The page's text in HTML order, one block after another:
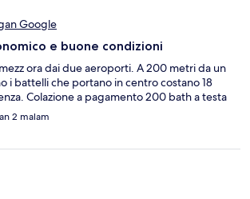
Google
e buone condizioni
ora dai due aeroporti. A 200 metri da un
i battelli che portano in centro costano 18
Colazione a pagamento 200 bath a testa
2 malam